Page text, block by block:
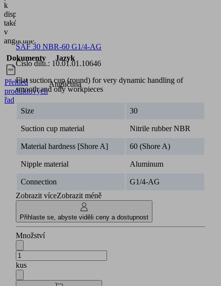
k
dispozici
také
v
angličtině.
Dokumenty Jazyk
Přehled
produktových
řad
Angličtina
SAF 30 NBR-60 G1/4-AG
Číslo dílu.: 10.01.01.10646
Flat suction cup (round) for very dynamic handling of
smooth and oily workpieces
Size 30
Suction cup material Nitrile rubber NBR
Material hardness [Shore A] 60 (Shore A)
Nipple material Aluminum
Connection
G1/4-AG
Zobrazit víceZobrazit méně
Přihlaste se, abyste viděli ceny a dostupnost
Množství
kus